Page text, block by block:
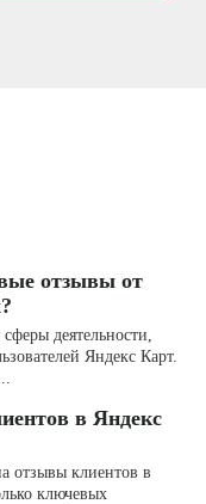
отзывы от
деятельности,
Яндекс Карт.
в Яндекс
отзывы клиентов в
ключевых